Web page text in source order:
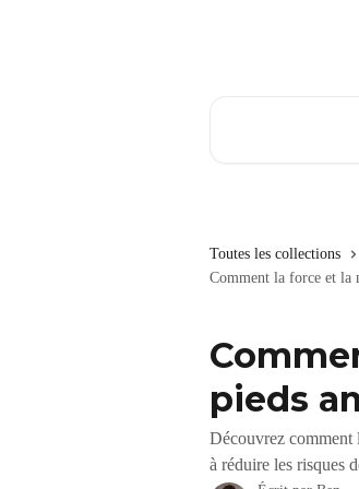
Toutes les collections
Comment la force et la
pieds
Découvrez comment
à réduire les risques